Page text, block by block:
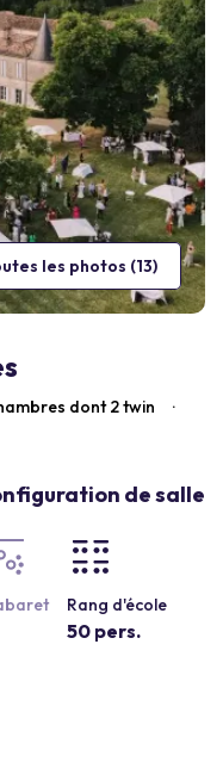
les photos (13)
dont 2 twin
·
de salle
Rang d'école
50 pers.